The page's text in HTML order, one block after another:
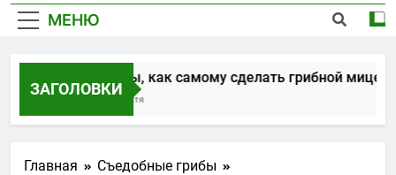
МЕНЮ
ЗАГОЛОВКИ
Способы, как самому сделать грибной мицелий
5 Лет Спустя
Главная
Съедобные грибы